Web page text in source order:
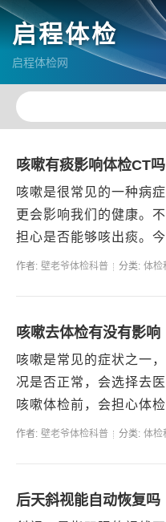
启程体检
启程体检网
咳嗽有痰影响体检CT吗
咳嗽是很常见的一种病
更会影响我们的健康。
担心是否能够咳出痰。
痰是否会影响体检CT。
作者: 壁老爷体检科普 分类: 体检
咳嗽去体检有没有影响
咳嗽是常见的症状之一
况是否正常，会选择去
咳嗽体检前，会担心体
检前是否能吃药？有些
作者: 壁老爷体检科普 分类: 体检
后天斜视能自动恢复吗